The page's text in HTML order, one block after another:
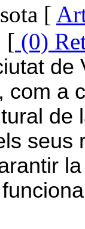
[
[ (0)
de
com a
de
seus